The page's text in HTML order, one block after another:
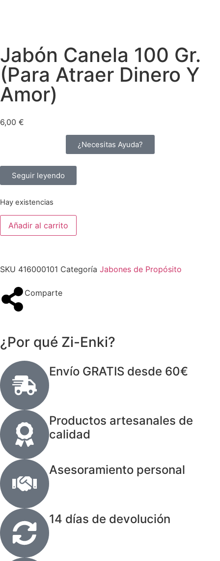
Jabón Canela 100 Gr.
(Para Atraer Dinero Y
Amor)
6,00 €
¿Necesitas Ayuda?
Seguir leyendo
Hay existencias
Añadir al carrito
SKU 416000101 Categoría Jabones de Propósito
Comparte
¿Por qué Zi-Enki?
Envío GRATIS desde 60€
Productos artesanales de
calidad
Asesoramiento personal
14 días de devolución